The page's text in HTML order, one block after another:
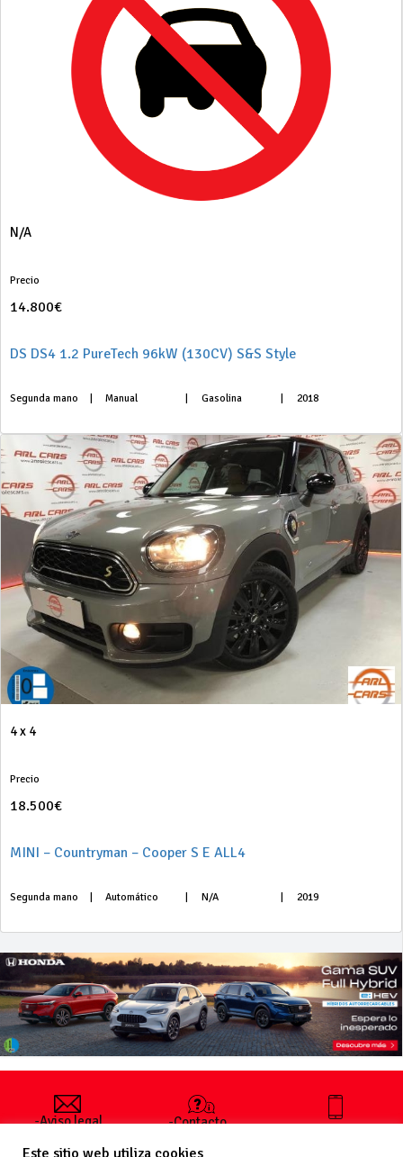
N/A
Precio
14.800€
DS DS4 1.2 PureTech 96kW (130CV) S&S Style
Segunda mano Manual Gasolina 2018
4 x 4
Precio
18.500€
MINI – Countryman – Cooper S E ALL4
Segunda mano Automático N/A 2019
-Aviso legal
-Contacto
+34 627 35
Este sitio web utiliza cookies